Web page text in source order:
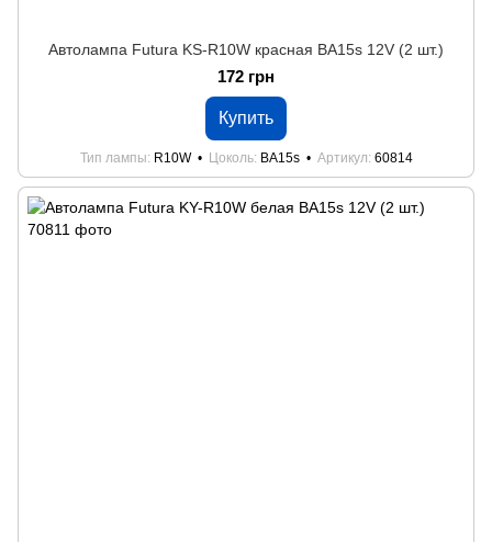
Автолампа Futura KS-R10W красная BA15s 12V (2 шт.)
172 грн
Купить
Тип лампы R10W Цоколь BA15s Артикул 60814